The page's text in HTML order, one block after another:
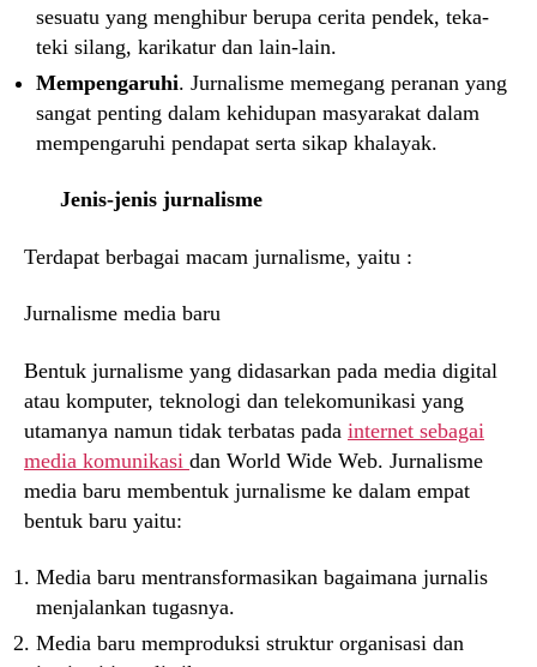
sesuatu yang menghibur berupa cerita pendek, teka-
teki silang, karikatur dan lain-lain.
Mempengaruhi. Jurnalisme memegang peranan yang
sangat penting dalam kehidupan masyarakat dalam
mempengaruhi pendapat serta sikap khalayak.
Jenis-jenis jurnalisme
Terdapat berbagai macam jurnalisme, yaitu :
Jurnalisme media baru
Bentuk jurnalisme yang didasarkan pada media digital
atau komputer, teknologi dan telekomunikasi yang
utamanya namun tidak terbatas pada internet sebagai
media komunikasi dan World Wide Web. Jurnalisme
media baru membentuk jurnalisme ke dalam empat
bentuk baru yaitu:
Media baru mentransformasikan bagaimana jurnalis
menjalankan tugasnya.
Media baru memproduksi struktur organisasi dan